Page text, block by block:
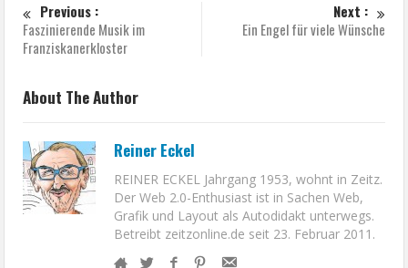
Previous :
Faszinierende Musik im
Franziskanerkloster
Next :
Ein Engel für viele Wünsche
About The Author
Reiner Eckel
REINER ECKEL Jahrgang 1953, wohnt in Zeitz.
Der Web 2.0-Enthusiast ist in Sachen Web,
Grafik und Layout als Autodidakt unterwegs.
Betreibt zeitzonline.de seit 23. Februar 2011.